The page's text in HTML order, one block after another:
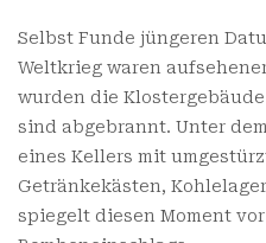
Selbst Funde jüngeren
Weltkrieg waren
wurden die
sind abgebrannt. Unter
eines Kellers mit
Getränkekästen,
spiegelt diesen Moment